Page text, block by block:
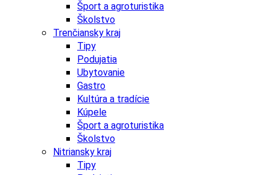
Šport a agroturistika
Školstvo
Trenčiansky kraj
Tipy
Podujatia
Ubytovanie
Gastro
Kultúra a tradície
Kúpele
Šport a agroturistika
Školstvo
Nitriansky kraj
Tipy